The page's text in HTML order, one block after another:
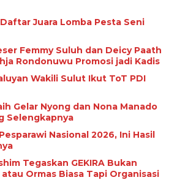
Juara Lomba Pesta Seni
Femmy Suluh dan Deicy Paath
Rondonuwu Promosi jadi Kadis
Wakili Sulut Ikut ToT PDI
Gelar Nyong dan Nona Manado
Selengkapnya
Nasional 2026, Ini Hasil
Tegaskan GEKIRA Bukan
Ormas Biasa Tapi Organisasi